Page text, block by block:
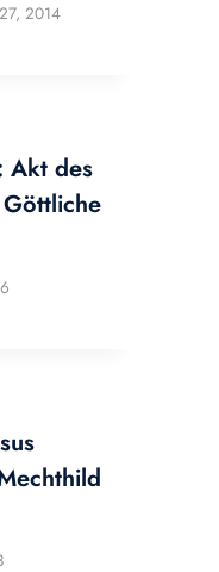
2014
Akt des